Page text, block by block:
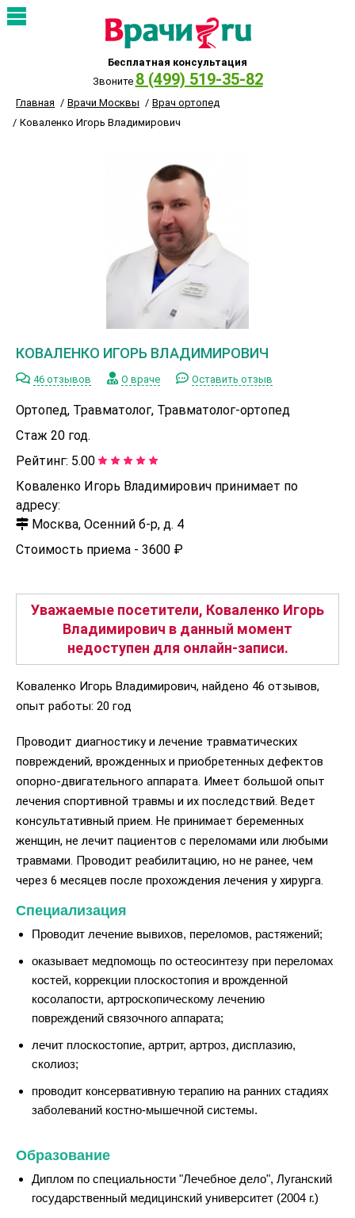
Бесплатная консультация
Звоните 8 (499) 519-35-82
Главная Врачи Москвы
Врач ортопед
Коваленко Игорь Владимирович
КОВАЛЕНКО ИГОРЬ ВЛАДИМИРОВИЧ
46 отзывов О враче Оставить отзыв
Ортопед, Травматолог, Травматолог-ортопед
Стаж 20 год.
Рейтинг: 5.00
Коваленко Игорь Владимирович принимает по
адресу:
Москва, Осенний б-р, д. 4
Стоимость приема - 3600 ₽
Уважаемые посетители, Коваленко Игорь
Владимирович в данный момент
недоступен для онлайн-записи.
Коваленко Игорь Владимирович, найдено 46 отзывов,
опыт работы: 20 год
Проводит диагностику и лечение травматических
повреждений, врожденных и приобретенных дефектов
опорно-двигательного аппарата. Имеет большой опыт
лечения спортивной травмы и их последствий. Ведет
консультативный прием. Не принимает беременных
женщин, не лечит пациентов с переломами или любыми
травмами. Проводит реабилитацию, но не ранее, чем
через 6 месяцев после прохождения лечения у хирурга.
Специализация
Проводит лечение вывихов, переломов, растяжений;
оказывает медпомощь по остеосинтезу при переломах
костей, коррекции плоскостопия и врожденной
косолапости, артроскопическому лечению
повреждений связочного аппарата;
лечит плоскостопие, артрит, артроз, дисплазию,
сколиоз;
проводит консервативную терапию на ранних стадиях
заболеваний костно-мышечной системы.
Образование
Диплом по специальности "Лечебное дело", Луганский
государственный медицинский университет (2004 г.)